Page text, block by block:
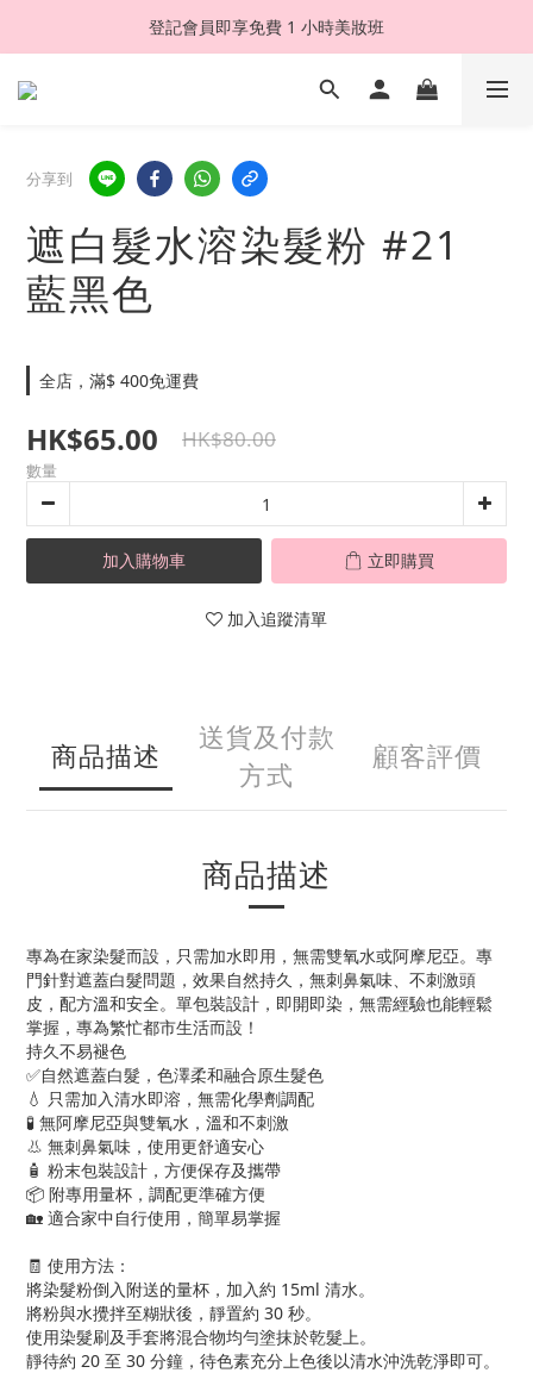
登記會員即享免費 1 小時美妝班
分享到
遮白髮水溶染髮粉 #21
藍黑色
全店，滿$ 400免運費
HK$65.00 HK$80.00
數量
加入購物車 立即購買
加入追蹤清單
商品描述
送貨及付款
方式
顧客評價
商品描述
專為在家染髮而設，只需加水即用，無需雙氧水或阿摩尼亞。專
門針對遮蓋白髮問題，效果自然持久，無刺鼻氣味、不刺激頭
皮，配方溫和安全。單包裝設計，即開即染，無需經驗也能輕鬆
掌握，專為繁忙都市生活而設！
持久不易褪色
✅自然遮蓋白髮，色澤柔和融合原生髮色
💧 只需加入清水即溶，無需化學劑調配
🧪 無阿摩尼亞與雙氧水，溫和不刺激
👃 無刺鼻氣味，使用更舒適安心
🧴 粉末包裝設計，方便保存及攜帶
📦 附專用量杯，調配更準確方便
🏡 適合家中自行使用，簡單易掌握
🧾 使用方法：
將染髮粉倒入附送的量杯，加入約 15ml 清水。
將粉與水攪拌至糊狀後，靜置約 30 秒。
使用染髮刷及手套將混合物均勻塗抹於乾髮上。
靜待約 20 至 30 分鐘，待色素充分上色後以清水沖洗乾淨即可。